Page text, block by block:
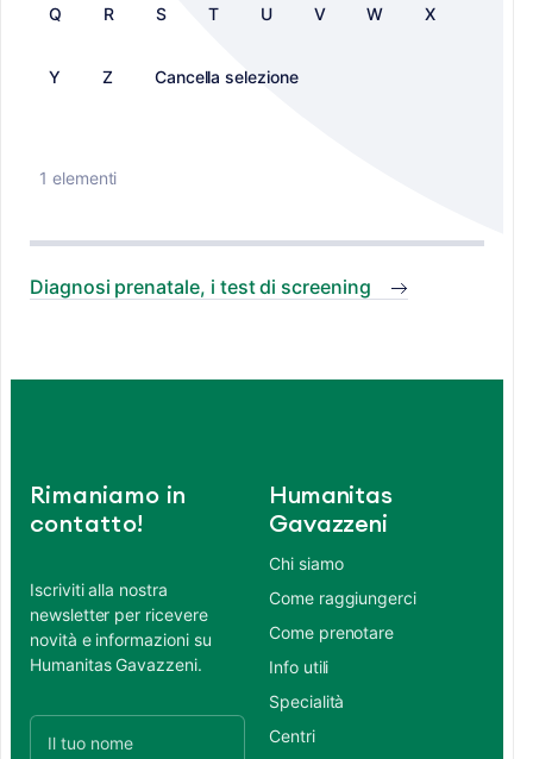
Q R S T U V W X
Y Z Cancella selezione
1 elementi
Diagnosi prenatale, i test di screening
Rimaniamo in
contatto!
Iscriviti alla nostra
newsletter per ricevere
novità e informazioni su
Humanitas Gavazzeni.
Humanitas
Gavazzeni
Chi siamo
Come raggiungerci
Come prenotare
Info utili
Specialità
Centri